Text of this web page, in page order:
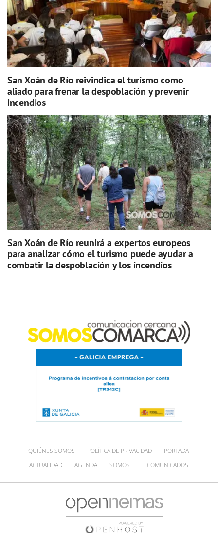
San Xoán de Río reivindica el turismo como
aliado para frenar la despoblación y prevenir
incendios
San Xoán de Río reunirá a expertos europeos
para analizar cómo el turismo puede ayudar a
combatir la despoblación y los incendios
QUIÉNES SOMOS POLÍTICA DE PRIVACIDAD
PORTADA
ACTUALIDAD
AGENDA SOMOS + COMUNICADOS